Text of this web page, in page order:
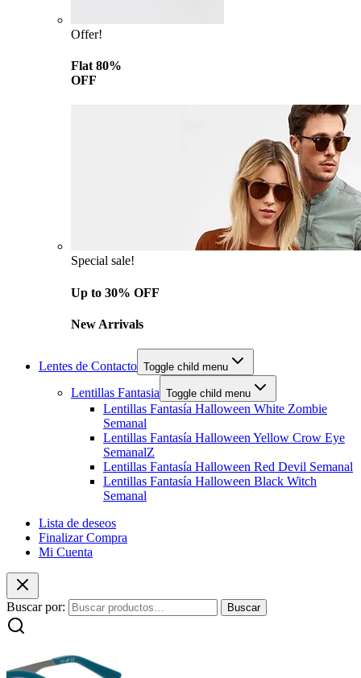
Offer!
Flat 80%
OFF
Special sale!
Up to 30% OFF
New Arrivals
Lentes de Contacto Toggle child menu
Lentillas Fantasia Toggle child menu
Lentillas Fantasía Halloween White Zombie
Semanal
Lentillas Fantasía Halloween Yellow Crow Eye
SemanalZ
Lentillas Fantasía Halloween Red Devil Semanal
Lentillas Fantasía Halloween Black Witch
Semanal
Lista de deseos
Finalizar Compra
Mi Cuenta
Buscar por: Buscar